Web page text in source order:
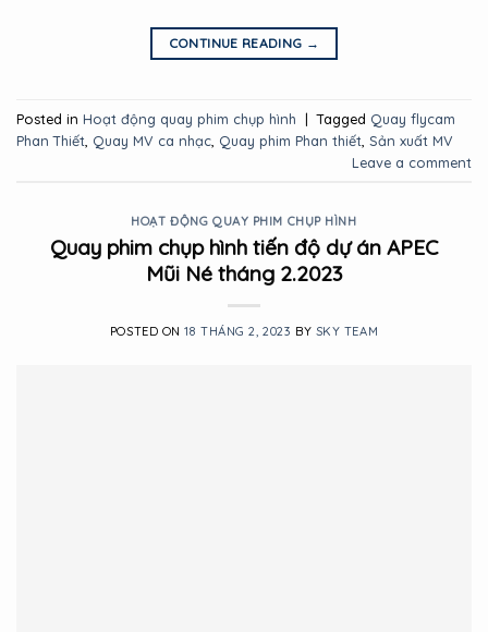
CONTINUE READING →
Posted in Hoạt động quay phim chụp hình | Tagged Quay flycam
Phan Thiết Quay MV ca nhạc Quay phim Phan thiết Sản xuất MV
Leave a comment
HOẠT ĐỘNG QUAY PHIM CHỤP HÌNH
Quay phim chụp hình tiến độ dự án APEC
Mũi Né tháng 2.2023
POSTED ON18 THÁNG 2, 2023 BY SKY TEAM